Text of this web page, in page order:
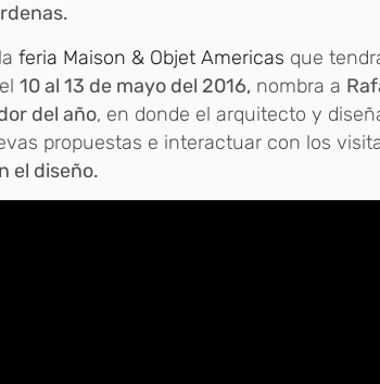
feria Maison & Objet Americas que
10 al 13 de mayo del 2016, nombra a
del año, en donde el arquitecto y
propuestas e interactuar con los
el diseño.